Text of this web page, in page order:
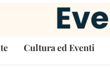
Cultura ed Eventi